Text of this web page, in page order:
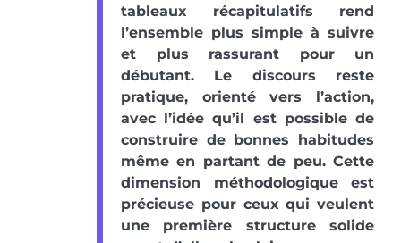
tableaux récapitulatifs rend
l’ensemble plus simple à suivre
et plus rassurant pour un
débutant. Le discours reste
pratique, orienté vers l’action,
avec l’idée qu’il est possible de
construire de bonnes habitudes
même en partant de peu. Cette
dimension méthodologique est
précieuse pour ceux qui veulent
une première structure solide